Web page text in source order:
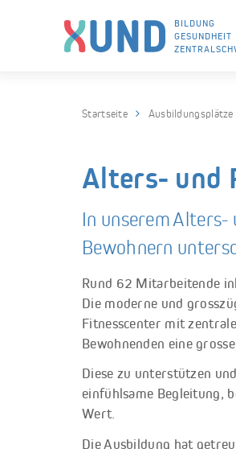
BILDUNG
GESUNDHEIT
Startseite Ausbildungsplätze
Alters- und
In unserem
Bewohnern
Rund 62 Mitarbeitende
Die moderne und
Fitnesscenter mit
Bewohnenden eine
Diese zu unterstützen
einfühlsame Begleitung,
Wert.
Die Ausbildung hat